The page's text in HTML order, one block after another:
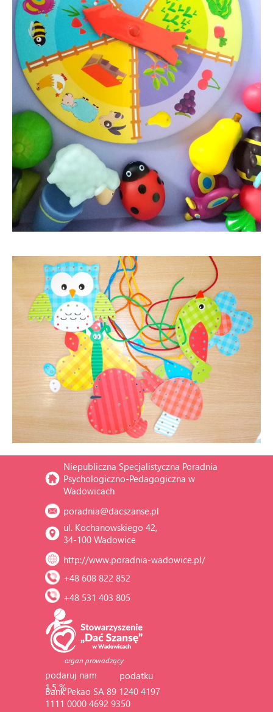
Niepubliczna Specjalistyczna Poradnia
Psychologiczno-Pedagogiczna w
Wadowicach
ul. Kochanowskiego 42,
34-100 Wadowice
poradnia@dacszanse.pl
http://www.poradnia-wadowice.pl/
+48 608 822 852
+48 531 403 805
Bank Pekao SA 89 1240 4197
1111 0000 4692 9350
podaruj nam
1,5 %
organ prowadzący
podatku